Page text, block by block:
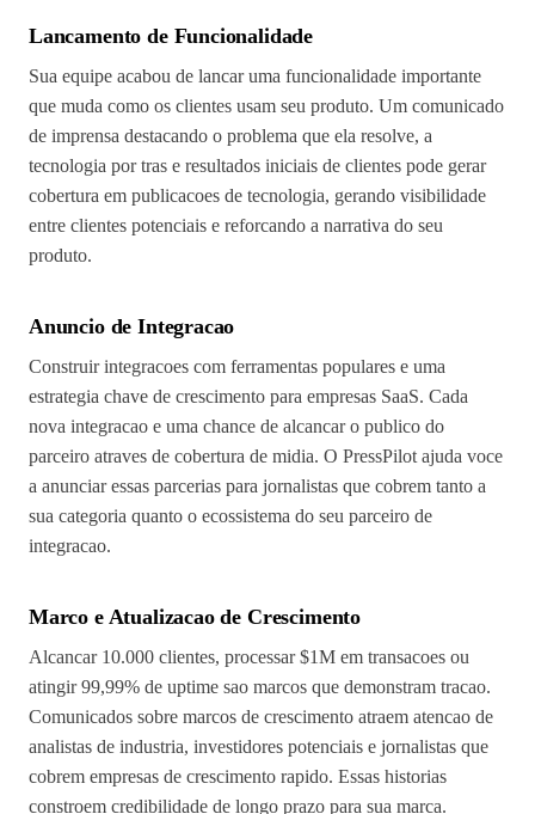
Lancamento de Funcionalidade
Sua equipe acabou de lancar uma funcionalidade importante
que muda como os clientes usam seu produto. Um comunicado
de imprensa destacando o problema que ela resolve, a
tecnologia por tras e resultados iniciais de clientes pode gerar
cobertura em publicacoes de tecnologia, gerando visibilidade
entre clientes potenciais e reforcando a narrativa do seu
produto.
Anuncio de Integracao
Construir integracoes com ferramentas populares e uma
estrategia chave de crescimento para empresas SaaS. Cada
nova integracao e uma chance de alcancar o publico do
parceiro atraves de cobertura de midia. O PressPilot ajuda voce
a anunciar essas parcerias para jornalistas que cobrem tanto a
sua categoria quanto o ecossistema do seu parceiro de
integracao.
Marco e Atualizacao de Crescimento
Alcancar 10.000 clientes, processar $1M em transacoes ou
atingir 99,99% de uptime sao marcos que demonstram tracao.
Comunicados sobre marcos de crescimento atraem atencao de
analistas de industria, investidores potenciais e jornalistas que
cobrem empresas de crescimento rapido. Essas historias
constroem credibilidade de longo prazo para sua marca.